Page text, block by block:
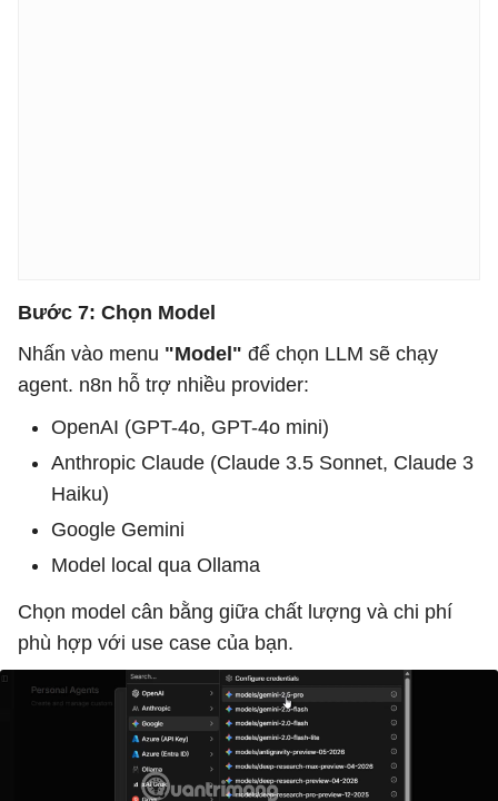
Bước 7: Chọn Model
Nhấn vào menu "Model" để chọn LLM sẽ chạy
agent. n8n hỗ trợ nhiều provider:
OpenAI (GPT-4o, GPT-4o mini)
Anthropic Claude (Claude 3.5 Sonnet, Claude 3
Haiku)
Google Gemini
Model local qua Ollama
Chọn model cân bằng giữa chất lượng và chi phí
phù hợp với use case của bạn.